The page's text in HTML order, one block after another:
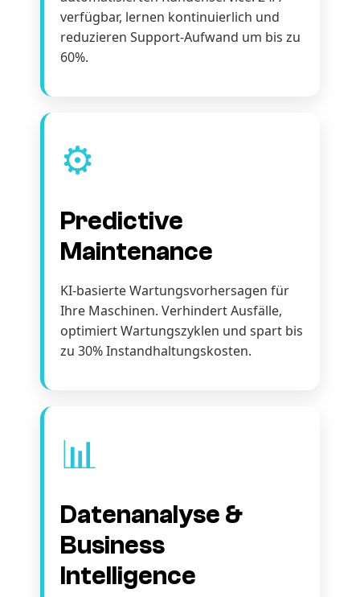
verfügbar, lernen kontinuierlich und
reduzieren Support-Aufwand um bis zu
60%.
⚙️
Predictive
Maintenance
KI-basierte Wartungsvorhersagen für
Ihre Maschinen. Verhindert Ausfälle,
optimiert Wartungszyklen und spart bis
zu 30% Instandhaltungskosten.
📊
Datenanalyse &
Business
Intelligence